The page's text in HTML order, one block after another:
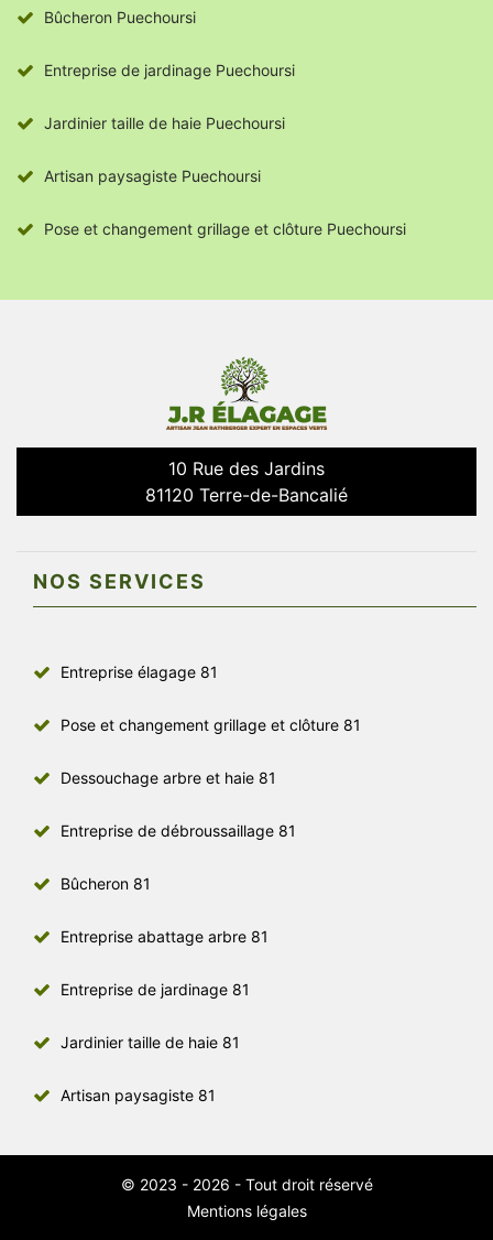
Bûcheron Puechoursi
Entreprise de jardinage Puechoursi
Jardinier taille de haie Puechoursi
Artisan paysagiste Puechoursi
Pose et changement grillage et clôture Puechoursi
10 Rue des Jardins
81120 Terre-de-Bancalié
NOS SERVICES
Entreprise élagage 81
Pose et changement grillage et clôture 81
Dessouchage arbre et haie 81
Entreprise de débroussaillage 81
Bûcheron 81
Entreprise abattage arbre 81
Entreprise de jardinage 81
Jardinier taille de haie 81
Artisan paysagiste 81
© 2023 - 2026 - Tout droit réservé
Mentions légales